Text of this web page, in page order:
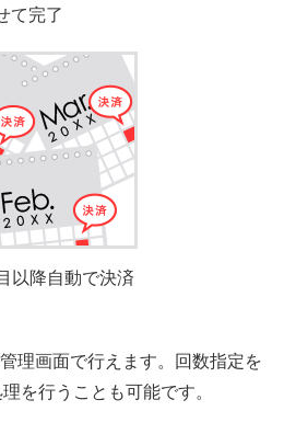
て完了
理画面で行えます。回数指定を
を行うことも可能です。